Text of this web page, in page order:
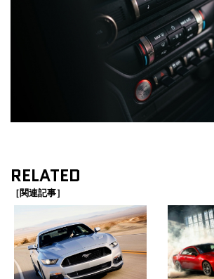
RELATED
［関連記事］